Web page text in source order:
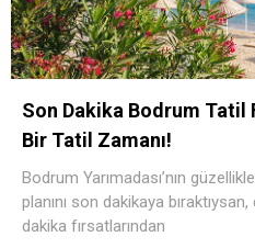
Son Dakika Bodrum Tatil
Bir Tatil Zamanı!
Bodrum Yarımadası’nın
planını son dakikaya
dakika fırsatlarından